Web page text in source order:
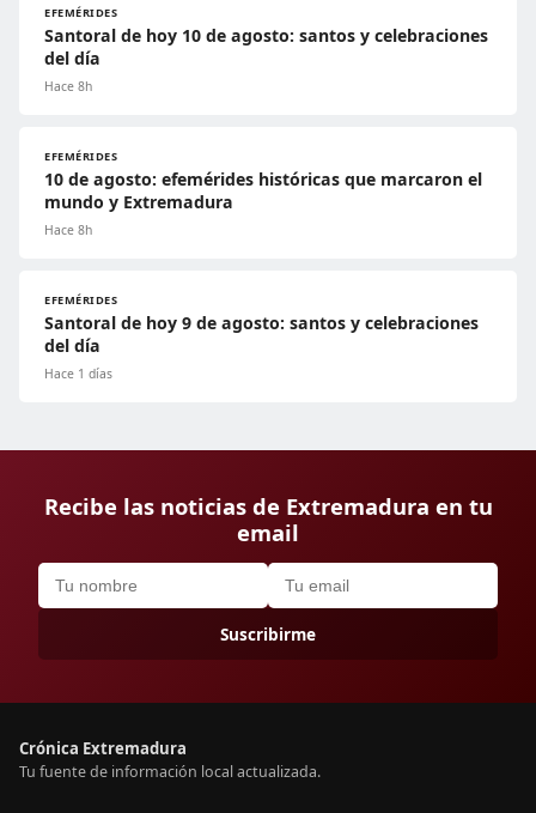
EFEMÉRIDES
Santoral de hoy 10 de agosto: santos y celebraciones
del día
Hace 8h
EFEMÉRIDES
10 de agosto: efemérides históricas que marcaron el
mundo y Extremadura
Hace 8h
EFEMÉRIDES
Santoral de hoy 9 de agosto: santos y celebraciones
del día
Hace 1 días
Recibe las noticias de Extremadura en tu
email
Suscribirme
Crónica Extremadura
Tu fuente de información local actualizada.